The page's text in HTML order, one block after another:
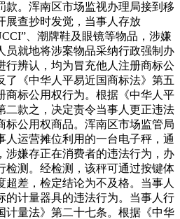
款。浑南区市场监视办理局接到移
展查抄时发觉，当事人存放
、潮牌鞋及眼镜等物品，涉嫌
员就地将涉案物品采纳行政强制办
行辨认，均为冒充他人注册商标公
了《中华人平易近国商标法》第五
商标公用权行为。根据《中华人平
二款之，决定责令当事人更正违法
标公用权商品。浑南区市场监管局
人运营摊位利用的一台电子秤，通
涉嫌存正在消费者的违法行为，办
检测。经检测，该秤可通过按键体
超差，检定结论为不及格。当事人
的计量器具的违法行为。当事人行
计量法》第二十七条。根据《中华